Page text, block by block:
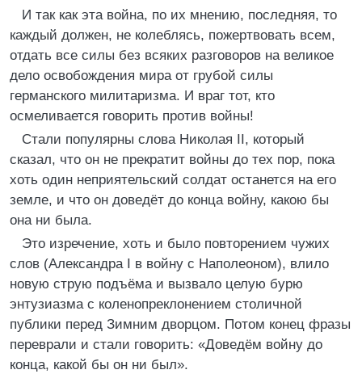
И так как эта война, по их мнению, последняя, то
каждый должен, не колеблясь, пожертвовать всем,
отдать все силы без всяких разговоров на великое
дело освобождения мира от грубой силы
германского милитаризма. И враг тот, кто
осмеливается говорить против войны!
Стали популярны слова Николая II, который
сказал, что он не прекратит войны до тех пор, пока
хоть один неприятельский солдат останется на его
земле, и что он доведёт до конца войну, какою бы
она ни была.
Это изречение, хоть и было повторением чужих
слов (Александра I в войну с Наполеоном), влило
новую струю подъёма и вызвало целую бурю
энтузиазма с коленопреклонением столичной
публики перед Зимним дворцом. Потом конец фразы
переврали и стали говорить: «Доведём войну до
конца, какой бы он ни был».